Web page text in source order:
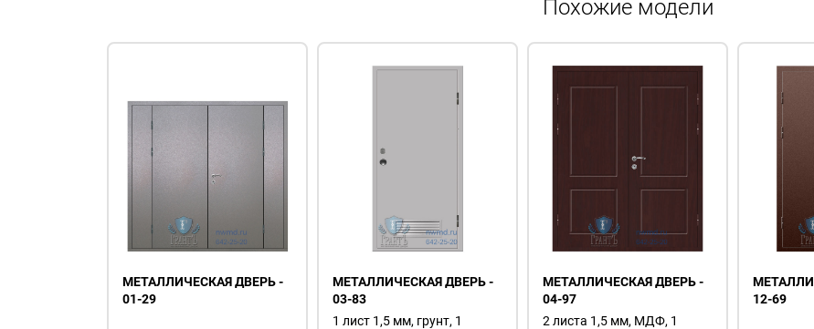
Похожие модели
МЕТАЛЛИЧЕСКАЯ ДВЕРЬ -
01-29
МЕТАЛЛИЧЕСКАЯ ДВЕРЬ -
03-83
1 лист 1,5 мм, грунт, 1
МЕТАЛЛИЧЕСКАЯ ДВЕРЬ -
04-97
2 листа 1,5 мм, МДФ, 1
12-69